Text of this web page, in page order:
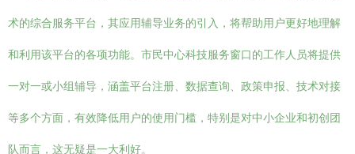
术的综合服务平台，其应用辅导业务的引入，将帮助用户更好地理解
和利用该平台的各项功能。市民中心科技服务窗口的工作人员将提供
一对一或小组辅导，涵盖平台注册、数据查询、政策申报、技术对接
等多个方面，有效降低用户的使用门槛，特别是对中小企业和初创团
队而言，这无疑是一大利好。